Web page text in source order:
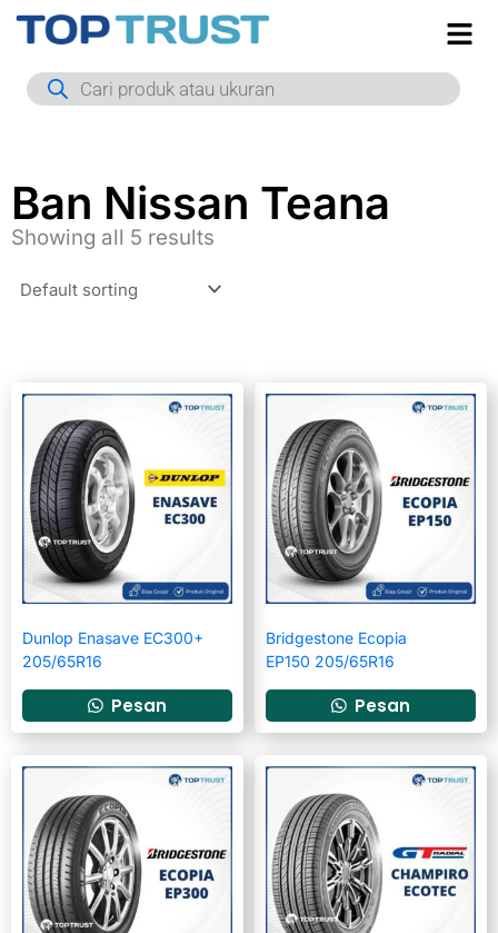
Skip
contentProducts
search
Ban Nissan Teana
Showing all 5 results
Dunlop Enasave EC300+
205/65R16
Pesan
Bridgestone Ecopia
EP150 205/65R16
Pesan